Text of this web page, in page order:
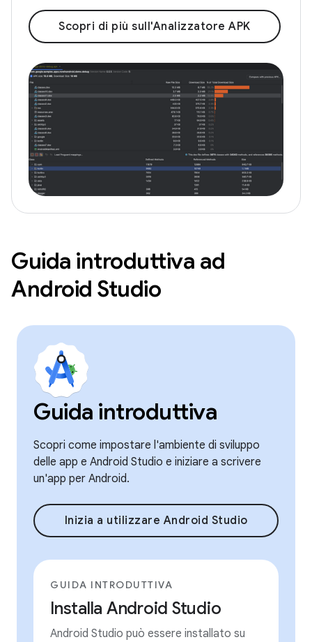
Scopri di più sull'Analizzatore APK
Guida introduttiva ad
Android Studio
Guida introduttiva
Scopri come impostare l'ambiente di sviluppo
delle app e Android Studio e iniziare a scrivere
un'app per Android.
Inizia a utilizzare Android Studio
GUIDA INTRODUTTIVA
Installa Android Studio
Android Studio può essere installato su